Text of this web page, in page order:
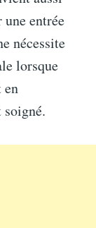
entrée
nécessite
lorsque
en